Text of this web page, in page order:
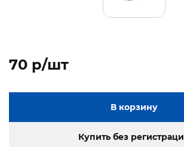
70 p/шт
В корзину
Купить без